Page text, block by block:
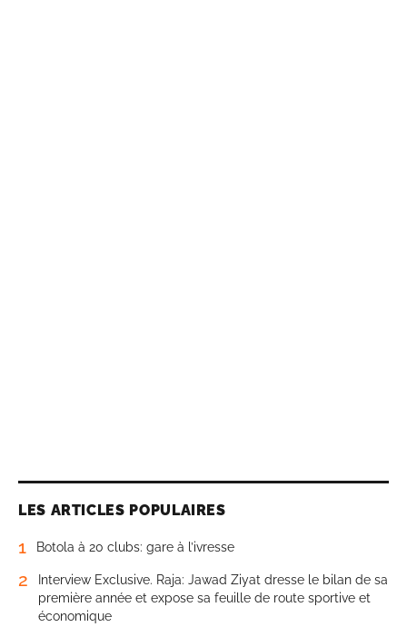
LES ARTICLES POPULAIRES
1 Botola à 20 clubs: gare à l’ivresse
2
Interview Exclusive. Raja: Jawad Ziyat dresse le bilan de sa
première année et expose sa feuille de route sportive et
économique